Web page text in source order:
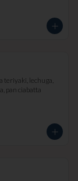
teriyaki, lechuga,
pan ciabatta